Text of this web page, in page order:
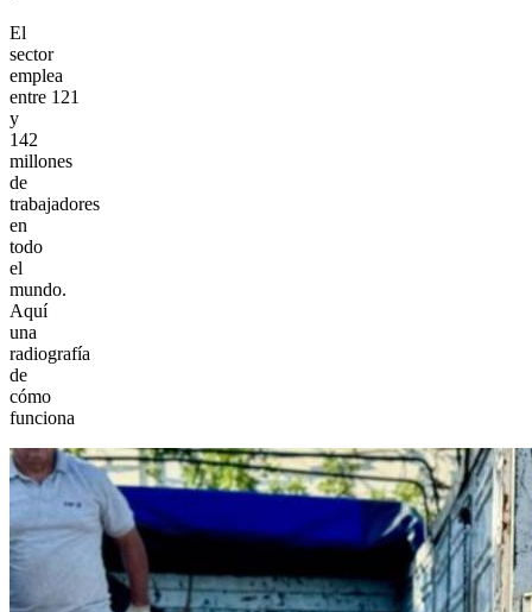
El
sector
emplea
entre 121
y
142
millones
de
trabajadores
en
todo
el
mundo.
Aquí
una
radiografía
de
cómo
funciona